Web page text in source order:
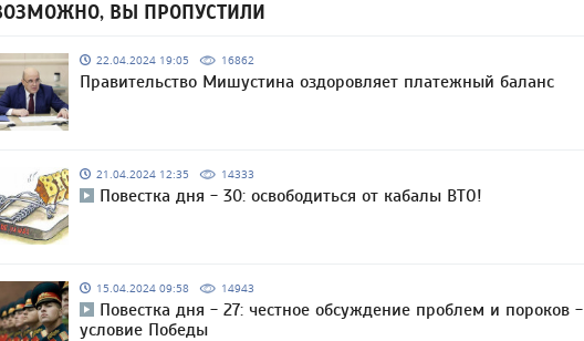
ВЫ ПРОПУСТИЛИ
22.04.2024 19:05 16862
Правительство Мишустина оздоровляет платежный баланс
21.04.2024 12:35 14333
Повестка дня - 30: освободиться от кабалы ВТО!
15.04.2024 09:58 14943
Повестка дня - 27: честное обсуждение проблем и пороков -
условие Победы